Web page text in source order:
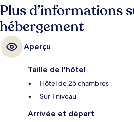
Plus d’informations
hébergement
Aperçu
Taille de l'hôtel
Hôtel de 25 chambres
Sur 1 niveau
Arrivée et départ